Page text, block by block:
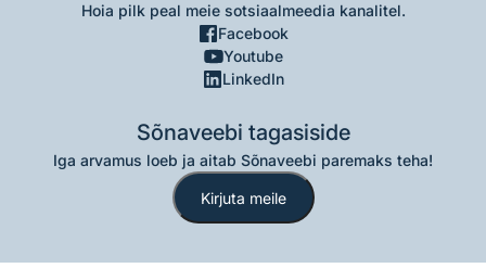
Hoia pilk peal meie sotsiaalmeedia kanalitel.
Facebook
Youtube
LinkedIn
Sõnaveebi tagasiside
Iga arvamus loeb ja aitab Sõnaveebi paremaks teha!
Kirjuta meile